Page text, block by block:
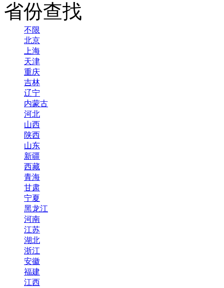
省份查找
不限
北京
上海
天津
重庆
吉林
辽宁
内蒙古
河北
山西
陕西
山东
新疆
西藏
青海
甘肃
宁夏
黑龙江
河南
江苏
湖北
浙江
安徽
福建
江西